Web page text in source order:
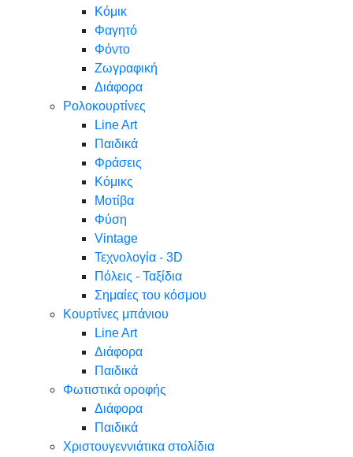
Κόμικ
Φαγητό
Φόντο
Ζωγραφική
Διάφορα
Ρολοκουρτίνες
Line Art
Παιδικά
Φράσεις
Κόμικς
Μοτίβα
Φύση
Vintage
Τεχνολογία - 3D
Πόλεις - Ταξίδια
Σημαίες του κόσμου
Κουρτίνες μπάνιου
Line Art
Διάφορα
Παιδικά
Φωτιστικά οροφής
Διάφορα
Παιδικά
Χριστουγεννιάτικα στολίδια